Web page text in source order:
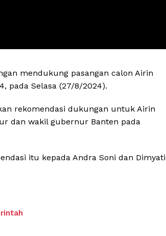
mendukung pasangan calon Airin
pada Selasa (27/8/2024).
rekomendasi dukungan untuk Airin
dan wakil gubernur Banten pada
itu kepada Andra Soni dan Dimyati